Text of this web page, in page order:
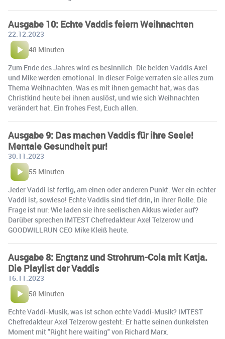
Ausgabe 10: Echte Vaddis feiern Weihnachten
22.12.2023
48 Minuten
Zum Ende des Jahres wird es besinnlich. Die beiden Vaddis Axel
und Mike werden emotional. In dieser Folge verraten sie alles zum
Thema Weihnachten. Was es mit ihnen gemacht hat, was das
Christkind heute bei ihnen auslöst, und wie sich Weihnachten
verändert hat. Ein frohes Fest, Euch allen.
Ausgabe 9: Das machen Vaddis für ihre Seele!
Mentale Gesundheit pur!
30.11.2023
55 Minuten
Jeder Vaddi ist fertig, am einen oder anderen Punkt. Wer ein echter
Vaddi ist, sowieso! Echte Vaddis sind tief drin, in ihrer Rolle. Die
Frage ist nur: Wie laden sie ihre seelischen Akkus wieder auf?
Darüber sprechen IMTEST Chefredakteur Axel Telzerow und
GOODWILLRUN CEO Mike Kleiß heute.
Ausgabe 8: Engtanz und Strohrum-Cola mit Katja.
Die Playlist der Vaddis
16.11.2023
58 Minuten
Echte Vaddi-Musik, was ist schon echte Vaddi-Musik? IMTEST
Chefredakteur Axel Telzerow gesteht: Er hatte seinen dunkelsten
Moment mit "Right here waiting" von Richard Marx.